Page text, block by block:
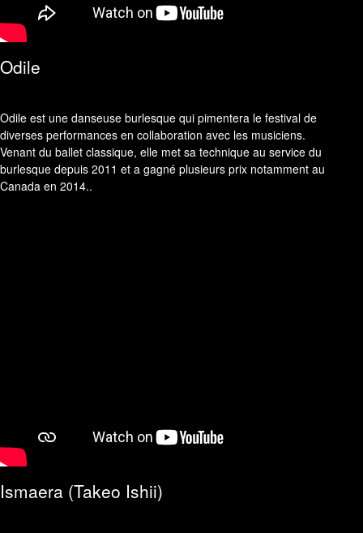
Odile
Odile est une danseuse burlesque qui pimentera le festival de
diverses performances en collaboration avec les musiciens.
Venant du ballet classique, elle met sa technique au service du
burlesque depuis 2011 et a gagné plusieurs prix notamment au
Canada en 2014..
Ismaera (Takeo Ishii)